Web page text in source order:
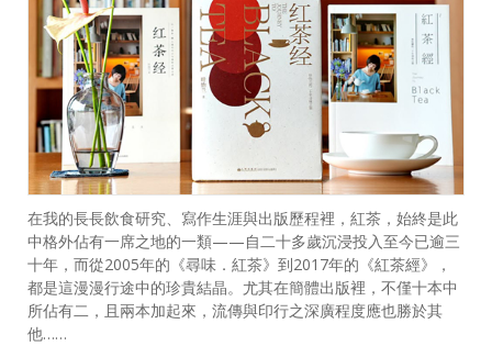
在我的長長飲食研究、寫作生涯與出版歷程裡，紅茶，始終是此
中格外佔有一席之地的一類——自二十多歲沉浸投入至今已逾三
十年，而從2005年的《尋味．紅茶》到2017年的《紅茶經》，
都是這漫漫行途中的珍貴結晶。尤其在簡體出版裡，不僅十本中
所佔有二，且兩本加起來，流傳與印行之深廣程度應也勝於其
他……